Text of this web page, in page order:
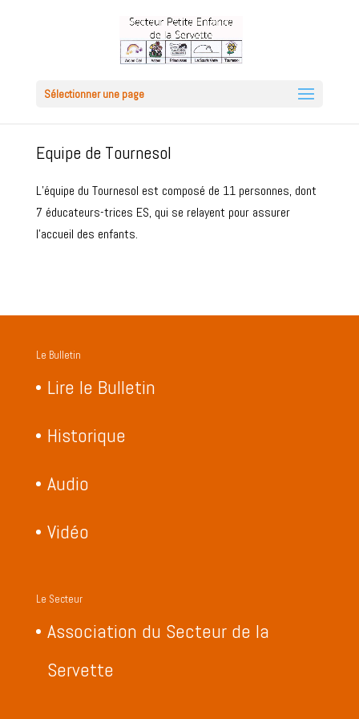
Sélectionner une page
Equipe de Tournesol
L’équipe du Tournesol est composé de 11 personnes, dont
7 éducateurs-trices ES, qui se relayent pour assurer
l’accueil des enfants.
Le Bulletin
Lire le Bulletin
Historique
Audio
Vidéo
Le Secteur
Association du Secteur de la
Servette